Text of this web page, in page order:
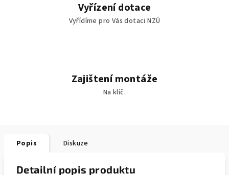
Vyřízení dotace
Vyřídíme pro Vás dotaci NZÚ
Zajištení montáže
Na klíč.
Popis Diskuze
Detailní popis produktu